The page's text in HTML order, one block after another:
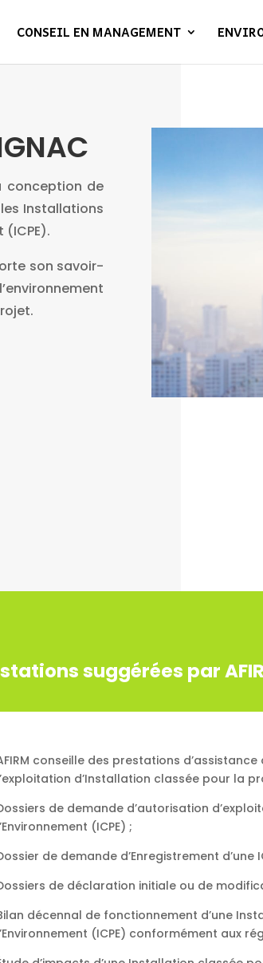
CONSEIL EN MANAGEMENT
conception de
Installations
son savoir-
suggérées par
conseille des prestations
d’Installation classée pour la
de demande d’autorisation
(ICPE) ;
de demande d’Enregistrement d’une
de déclaration initiale ou de
décennal de fonctionnement d’une
(ICPE) conformément aux